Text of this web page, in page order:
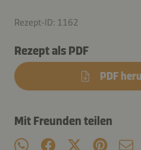
Rezept-ID: 1162
Rezept als PDF
PDF
Mit Freunden teilen